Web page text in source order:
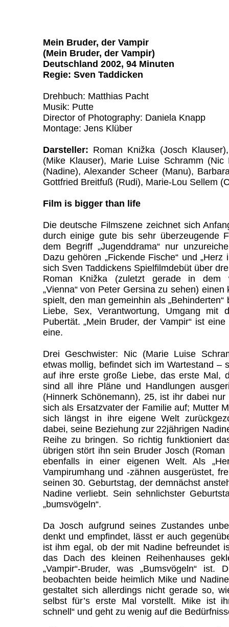
Mein Bruder, der Vampir
(Mein Bruder, der Vampir)
Deutschland 2002, 94 Minuten
Regie: Sven Taddicken
Drehbuch: Matthias Pacht
Musik: Putte
Director of Photography: Daniela Knapp
Montage: Jens Klüber
Darsteller: Roman Knižka (Josch
(Mike Klauser), Marie Luise Schramm (Nic
(Nadine), Alexander Scheer (Manu),
Gottfried Breitfuß (Rudi), Marie-Lou Sellem
Film is bigger than life
Die deutsche Filmszene zeichnet sich
durch einige gute bis sehr überzeugende
dem Begriff „Jugenddrama“ nur
Dazu gehören „Fickende Fische“ und „Herz
sich Sven Taddickens Spielfilmdebüt über
Roman Knižka (zuletzt gerade in dem
„Vienna“ von Peter Gersina zu sehen)
spielt, den man gemeinhin als
Liebe, Sex, Verantwortung, Umgang mit
Pubertät. „Mein Bruder, der Vampir“ ist
eine.
Drei Geschwister: Nic (Marie Luise
etwas mollig, befindet sich im Wartestand –
auf ihre erste große Liebe, das erste Mal,
sind all ihre Pläne und Handlungen
(Hinnerk Schönemann), 25, ist ihr dabei
sich als Ersatzvater der Familie auf; Mutter
sich längst in ihre eigene Welt
dabei, seine Beziehung zur 22jährigen
Reihe zu bringen. So richtig funktioniert
übrigen stört ihn sein Bruder Josch
ebenfalls in einer eigenen Welt. Als
Vampirumhang und -zähnen ausgerüstet,
seinen 30. Geburtstag, der demnächst
Nadine verliebt. Sein sehnlichster
„bumsvögeln“.
Da Josch aufgrund seines Zustandes
denkt und empfindet, lässt er auch
ist ihm egal, ob der mit Nadine befreundet
das Dach des kleinen Reihenhauses
„Vampir“-Bruder, was „Bumsvögeln“ ist.
beobachten beide heimlich Mike und
gestaltet sich allerdings nicht gerade so,
selbst für’s erste Mal vorstellt. Mike ist
schnell“ und geht zu wenig auf die